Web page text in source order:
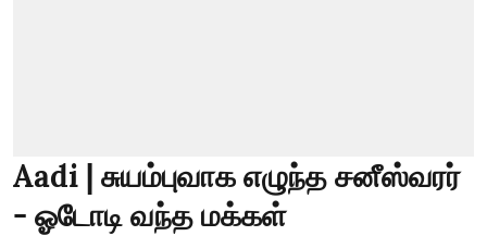
Aadi | சுயம்புவாக எழுந்த சனீஸ்வரர்
- ஓடோடி வந்த மக்கள்